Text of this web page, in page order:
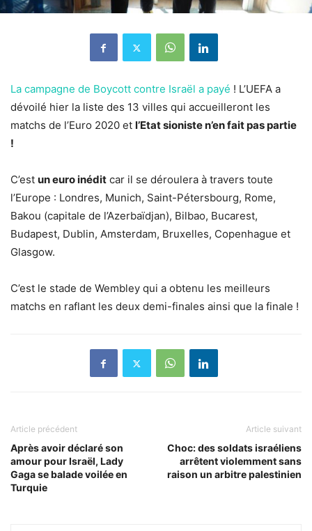
La campagne de Boycott contre Israël a payé ! L’UEFA a
dévoilé hier la liste des 13 villes qui accueilleront les
matchs de l’Euro 2020 et l’Etat sioniste n’en fait pas partie
!
C’est un euro inédit car il se déroulera à travers toute
l’Europe : Londres, Munich, Saint-Pétersbourg, Rome,
Bakou (capitale de l’Azerbaïdjan), Bilbao, Bucarest,
Budapest, Dublin, Amsterdam, Bruxelles, Copenhague et
Glasgow.
C’est le stade de Wembley qui a obtenu les meilleurs
matchs en raflant les deux demi-finales ainsi que la finale !
Article précédent
Après avoir déclaré son
amour pour Israël, Lady
Gaga se balade voilée en
Turquie
Article suivant
Choc: des soldats israéliens
arrêtent violemment sans
raison un arbitre palestinien